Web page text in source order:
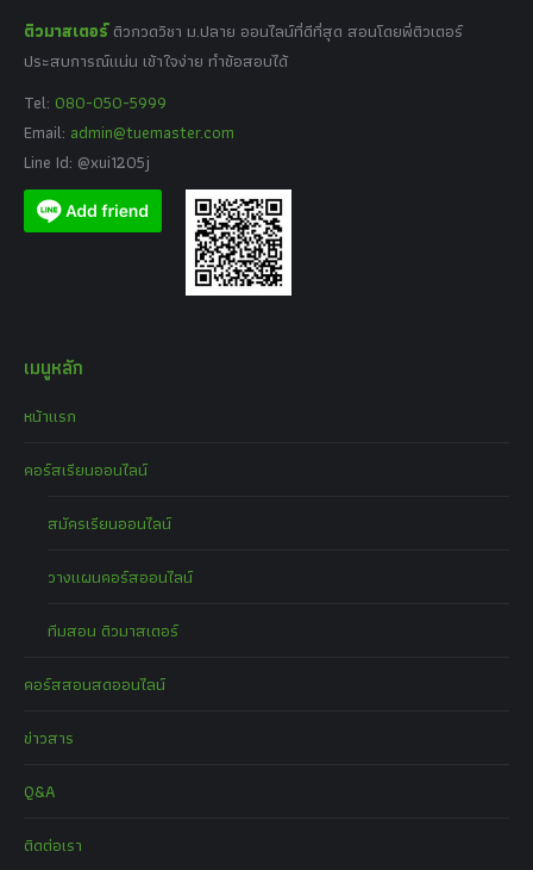
ติวมาสเตอร์ ติวกวดวิชา ม.ปลาย ออนไลน์ที่ดีที่สุด สอนโดยพี่ติวเตอร์
ประสบการณ์แน่น เข้าใจง่าย ทำข้อสอบได้
Tel: 080-050-5999
Email: admin@tuemaster.com
Line Id: @xui1205j
เมนูหลัก
หน้าแรก
คอร์สเรียนออนไลน์
สมัครเรียนออนไลน์
วางแผนคอร์สออนไลน์
ทีมสอน ติวมาสเตอร์
คอร์สสอนสดออนไลน์
ข่าวสาร
Q&A
ติดต่อเรา